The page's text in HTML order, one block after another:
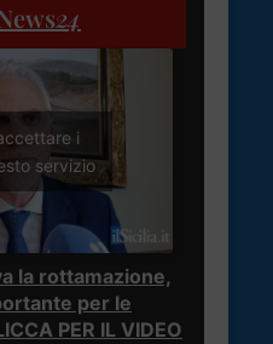
24
i
servizio
la rottamazione,
per le
PER IL VIDEO